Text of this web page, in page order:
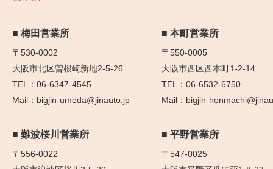
梅田営業所
〒530-0002
大阪市北区曽根崎新地2-5-26
06-6347-4545
bigjin-umeda@jinauto.jp
本町営業所
〒550-0005
大阪市西区西本町1-2-14
06-6532-6750
bigjin-
難波桜川営業所
〒556-0022
平野営業所
〒547-0025